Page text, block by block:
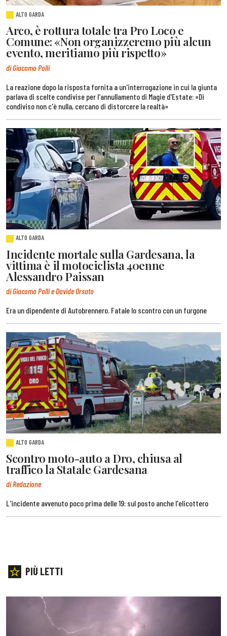
ALTO GARDA
Arco, è rottura totale tra Pro Loco e
Comune: «Non organizzeremo più alcun
evento, meritiamo più rispetto»
di Giacomo Polli
La reazione dopo la risposta fornita a un'interrogazione in cui la giunta
parlava di scelte condivise per l'annullamento di Magie d'Estate: «Di
condiviso non c'è nulla, cercano di distorcere la realtà»
ALTO GARDA
Incidente mortale sulla Gardesana, la
vittima è il motociclista 40enne
Alessandro Paissan
di Giacomo Polli e Davide Orsato
Era un dipendente di Autobrennero. Fatale lo scontro con un furgone
ALTO GARDA
Scontro moto-auto a Dro, chiusa al
traffico la Statale Gardesana
di Redazione
L'incidente avvenuto poco prima delle 19: sul posto anche l'elicottero
PIÙ LETTI